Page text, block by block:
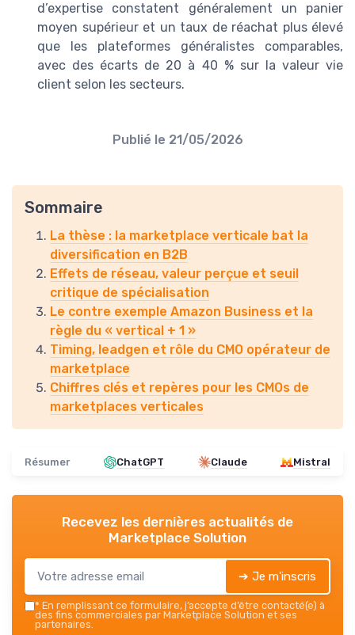
d’expertise constatent généralement un panier
moyen supérieur et un taux de réachat plus élevé
que les plateformes généralistes comparables,
avec des écarts de 20 à 40 % sur la valeur vie
client selon les secteurs.
Publié le 21/05/2026
Sommaire
La thèse : la marketplace verticale bat la
diversification en B2B
Effets de réseau, valeur perçue et seuil
critique de spécialisation
Le contre exemple Amazon Business et la
règle du « vertical + 1 »
Timing, leadgen et rôle du CMO opérateur de
marketplace
Chiffres clés et repères pour les CMOs de
marketplaces verticales
Résumer ChatGPT Claude Mistral
Recevez les dernières actualités de
Marketplace Solution
➔ Je m'inscris
* En remplissant ce formulaire, j’accepte d’être contacté(e) à
des fins commerciales par Marketplace Solution et ses
partenaires.